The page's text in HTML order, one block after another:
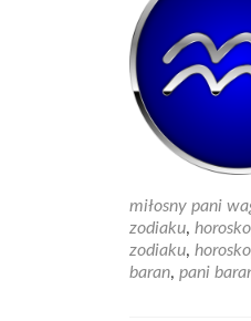
miłosny pani
zodiaku,
zodiaku,
baran, pani